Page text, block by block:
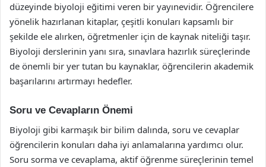
düzeyinde biyoloji eğitimi veren bir yayınevidir. Öğrencilere
yönelik hazırlanan kitaplar, çeşitli konuları kapsamlı bir
şekilde ele alırken, öğretmenler için de kaynak niteliği taşır.
Biyoloji derslerinin yanı sıra, sınavlara hazırlık süreçlerinde
de önemli bir yer tutan bu kaynaklar, öğrencilerin akademik
başarılarını artırmayı hedefler.
Soru ve Cevapların Önemi
Biyoloji gibi karmaşık bir bilim dalında, soru ve cevaplar
öğrencilerin konuları daha iyi anlamalarına yardımcı olur.
Soru sorma ve cevaplama, aktif öğrenme süreçlerinin temel